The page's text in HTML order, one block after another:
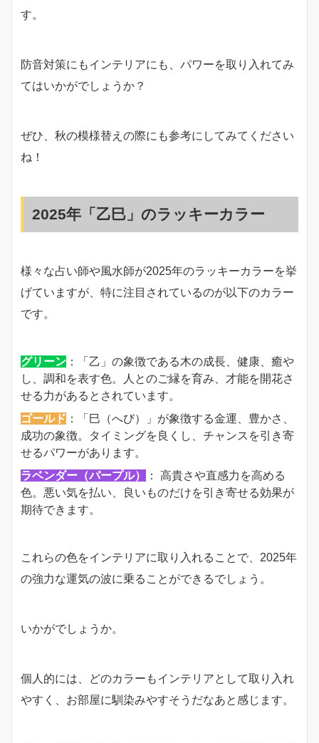
す。
防音対策にもインテリアにも、パワーを取り入れてみ
てはいかがでしょうか？
ぜひ、秋の模様替えの際にも参考にしてみてください
ね！
2025年「乙巳」のラッキーカラー
様々な占い師や風水師が2025年のラッキーカラーを挙
げていますが、特に注目されているのが以下のカラー
です。
グリーン ：「乙」の象徴である木の成長、健康、癒や
し、調和を表す色。人とのご縁を育み、才能を開花さ
せる力があるとされています。
ゴールド ：「巳（へび）」が象徴する金運、豊かさ、
成功の象徴。タイミングを良くし、チャンスを引き寄
せるパワーがあります。
ラベンダー（パープル）
： 高貴さや直感力を高める
色。悪い気を払い、良いものだけを引き寄せる効果が
期待できます。
これらの色をインテリアに取り入れることで、2025年
の強力な運気の波に乗ることができるでしょう。
いかがでしょうか。
個人的には、どのカラーもインテリアとして取り入れ
やすく、お部屋に馴染みやすそうだなあと感じます。